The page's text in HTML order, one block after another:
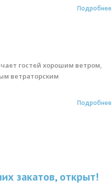
Подробнее
гостей хорошим ветром,
ветраторским
Подробнее
закатов, открыт!